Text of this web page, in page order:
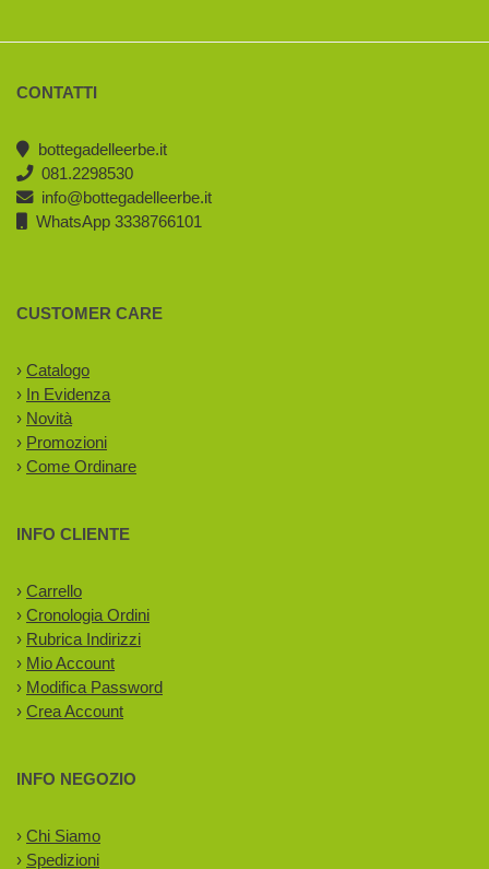
CONTATTI
bottegadelleerbe.it
081.2298530
info@bottegadelleerbe.it
WhatsApp 3338766101
CUSTOMER CARE
› Catalogo
› In Evidenza
› Novità
› Promozioni
› Come Ordinare
INFO CLIENTE
› Carrello
› Cronologia Ordini
› Rubrica Indirizzi
› Mio Account
› Modifica Password
› Crea Account
INFO NEGOZIO
› Chi Siamo
› Spedizioni